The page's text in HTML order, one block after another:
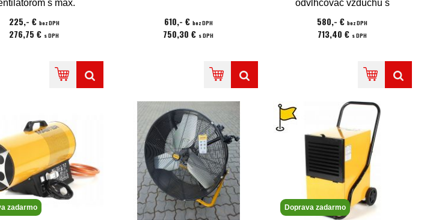
s max.
regulácia výkonu
225,- € bez DPH
276,75 € s DPH
610,- € bez DPH
750,30 € s DPH
odvlhčovač vzduchu s
30l/24hod.
580,- €bez DPH
713,40 € s DPH
zadarmo Doprava zadarmo